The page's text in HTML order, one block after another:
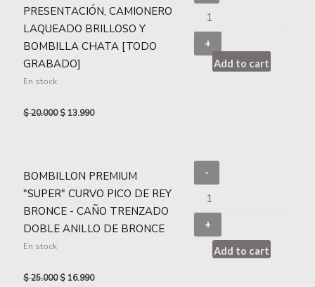
PRESENTACIÓN, CAMIONERO
LAQUEADO BRILLOSO Y
BOMBILLA CHATA [TODO
GRABADO]
En stock
$20.000 $ 13.990
+
Add to cart
BOMBILLON PREMIUM
"SUPER" CURVO PICO DE REY
BRONCE - CAÑO TRENZADO
DOBLE ANILLO DE BRONCE
En stock
$25.000 $ 16.990
-
+
Add to cart